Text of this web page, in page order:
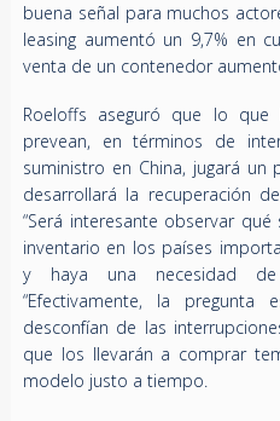
buena señal para muchos
leasing aumentó un 9,7% en
venta de un contenedor
Roeloffs aseguró que lo
prevean, en términos de
suministro en China, jugará
desarrollará la recuperación
“Será interesante observar
inventario en los países
y haya una necesidad de
“Efectivamente, la
desconfían de las
que los llevarán a comprar
modelo justo a tiempo.